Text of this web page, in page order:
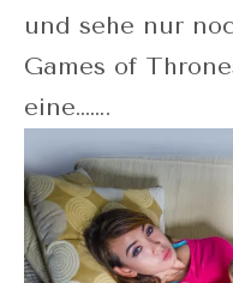
und sehe nur
Games of
eine…….